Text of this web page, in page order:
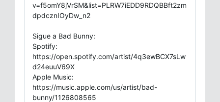
v=f5omY8jVrSM&list=PLRW7iEDD9RDQBBft2zm
dpdcznIOyDw_n2
Sigue a Bad Bunny:
Spotify:
https://open.spotify.com/artist/4q3ewBCX7sLw
d24euuV69X
Apple Music:
https://music.apple.com/us/artist/bad-
bunny/1126808565